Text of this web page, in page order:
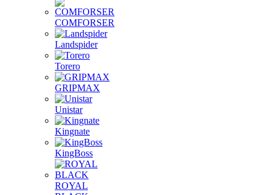
COMFORSER
Landspider
Torero
GRIPMAX
Unistar
Kingnate
KingBoss
ROYAL